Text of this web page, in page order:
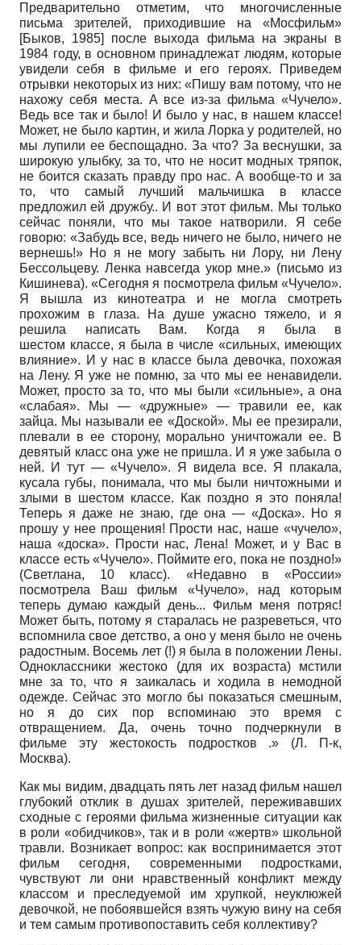
Предварительно отметим, что многочисленные
письма зрителей, приходившие на «Мосфильм»
[Быков, 1985]
после выхода фильма на экраны в
1984 году, в основном принадлежат людям, которые
увидели себя в фильме и его героях. Приведем
отрывки некоторых из них: «Пишу вам потому, что не
нахожу себя места. А все из-за фильма «Чучело».
Ведь все так и было! И было у нас, в нашем классе!
Может, не было картин, и жила Лорка у родителей, но
мы лупили ее беспощадно. За что? За веснушки, за
широкую улыбку, за то, что не носит модных тряпок,
не боится сказать правду про нас. А вообще-то и за
то, что самый лучший мальчишка в классе
предложил ей дружбу.. И вот этот фильм. Мы только
сейчас поняли, что мы такое натворили. Я себе
говорю: «Забудь все, ведь ничего не было, ничего не
вернешь!» Но я не могу забыть ни Лору, ни Лену
Бессольцеву. Ленка навсегда укор мне.» (письмо из
Кишинева). «Сегодня я посмотрела фильм «Чучело».
Я вышла из кинотеатра и не могла смотреть
прохожим в глаза. На душе ужасно тяжело, и я
решила написать Вам. Когда я была в
шестом классе, я была в числе «сильных, имеющих
влияние». И у нас в классе была девочка, похожая
на Лену. Я уже не помню, за что мы ее ненавидели.
Может, просто за то, что мы были «сильные», а она
«слабая». Мы — «дружные» — травили ее, как
зайца. Мы называли ее «Доской». Мы ее презирали,
плевали в ее сторону, морально уничтожали ее. В
девятый класс она уже не пришла. И я уже забыла о
ней. И тут — «Чучело». Я видела все. Я плакала,
кусала губы, понимала, что мы были ничтожными и
злыми в шестом классе. Как поздно я это поняла!
Теперь я даже не знаю, где она — «Доска». Но я
прошу у нее прощения! Прости нас, наше «чучело»,
наша «доска». Прости нас, Лена! Может, и у Вас в
классе есть «Чучело». Поймите его, пока не поздно!»
(Светлана, 10 класс). «Недавно в «России»
посмотрела Ваш фильм «Чучело», над которым
теперь думаю каждый день... Фильм меня потряс!
Может быть, потому я старалась не разреветься, что
вспомнила свое детство, а оно у меня было не очень
радостным. Восемь лет (!) я была в положении Лены.
Одноклассники жестоко (для их возраста) мстили
мне за то, что я заикалась и ходила в немодной
одежде. Сейчас это могло бы показаться смешным,
но я до сих пор вспоминаю это время с
отвращением. Да, очень точно подчеркнули в
фильме эту жестокость подростков .» (Л. П-к,
Москва).
Как мы видим, двадцать пять лет назад фильм нашел
глубокий отклик в душах зрителей, переживавших
сходные с героями фильма жизненные ситуации как
в роли «обидчиков», так и в роли «жертв» школьной
травли. Возникает вопрос: как воспринимается этот
фильм сегодня, современными подростками,
чувствуют ли они нравственный конфликт между
классом и преследуемой им хрупкой, неуклюжей
девочкой, не побоявшейся взять чужую вину на себя
и тем самым противопоставить себя коллективу?